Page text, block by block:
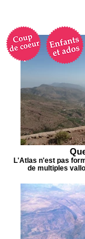
L'Atlas n'est pas
de multiples